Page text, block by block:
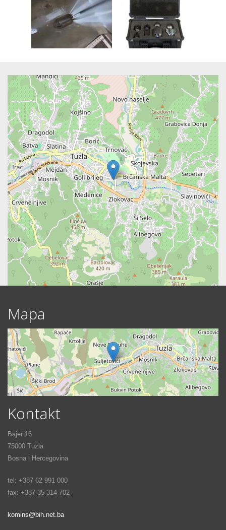
Mapa
Kontakt
Bajer 16
75000 Tuzla
Bosna i Hercegovina
tel: +387 62 991 000
fax: +387 35 314 702
komins@bih.net.ba